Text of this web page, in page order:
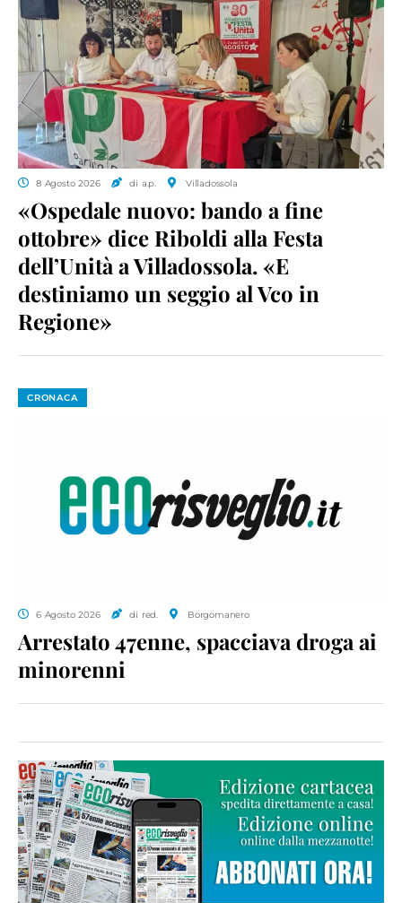
8 Agosto 2026 di a.p. Villadossola
«Ospedale nuovo: bando a fine
ottobre» dice Riboldi alla Festa
dell’Unità a Villadossola. «E
destiniamo un seggio al Vco in
Regione»
CRONACA
6 Agosto 2026 di red. Borgomanero
Arrestato 47enne, spacciava droga ai
minorenni